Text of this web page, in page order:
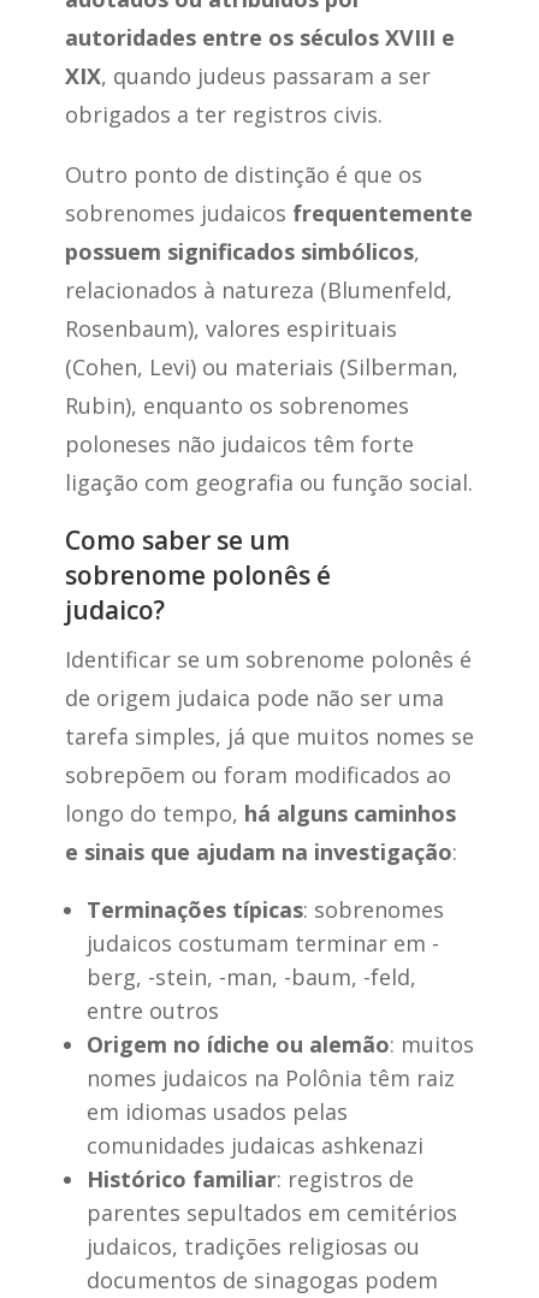
autoridades entre os séculos XVIII e
XIX, quando judeus passaram a ser
obrigados a ter registros civis.
Outro ponto de distinção é que os
sobrenomes judaicos frequentemente
possuem significados simbólicos,
relacionados à natureza (Blumenfeld,
Rosenbaum), valores espirituais
(Cohen, Levi) ou materiais (Silberman,
Rubin), enquanto os sobrenomes
poloneses não judaicos têm forte
ligação com geografia ou função social.
Como saber se um
sobrenome polonês é
judaico?
Identificar se um sobrenome polonês é
de origem judaica pode não ser uma
tarefa simples, já que muitos nomes se
sobrepõem ou foram modificados ao
longo do tempo, há alguns caminhos
e sinais que ajudam na investigação:
Terminações típicas: sobrenomes
judaicos costumam terminar em -
berg, -stein, -man, -baum, -feld,
entre outros
Origem no ídiche ou alemão: muitos
nomes judaicos na Polônia têm raiz
em idiomas usados pelas
comunidades judaicas ashkenazi
Histórico familiar: registros de
parentes sepultados em cemitérios
judaicos, tradições religiosas ou
documentos de sinagogas podem